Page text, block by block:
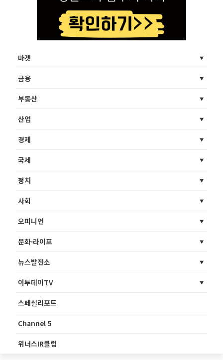
마켓
금융
부동산
산업
경제
국제
정치
사회
오피니언
문화·라이프
뉴스발전소
이투데이TV
스페셜리포트
Channel 5
위너스IR클럽